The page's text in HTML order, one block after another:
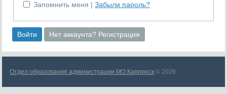
Запомнить меня Забыли пароль?
Войти Нет аккаунта? Регистрация
Отдел образования администрации МО Карпинск © 2026